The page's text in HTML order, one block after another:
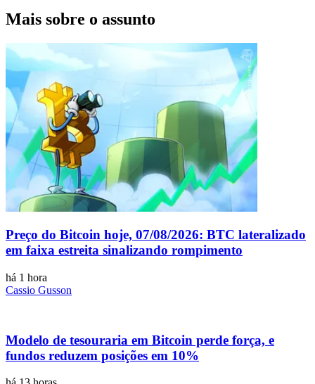
Mais sobre o assunto
Preço do Bitcoin hoje, 07/08/2026: BTC lateralizado
em faixa estreita sinalizando rompimento
há 1 hora
Cassio Gusson
Modelo de tesouraria em Bitcoin perde força, e
fundos reduzem posições em 10%